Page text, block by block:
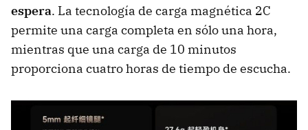
espera. La tecnología de carga magnética 2C
permite una carga completa en sólo una hora,
mientras que una carga de 10 minutos
proporciona cuatro horas de tiempo de escucha.